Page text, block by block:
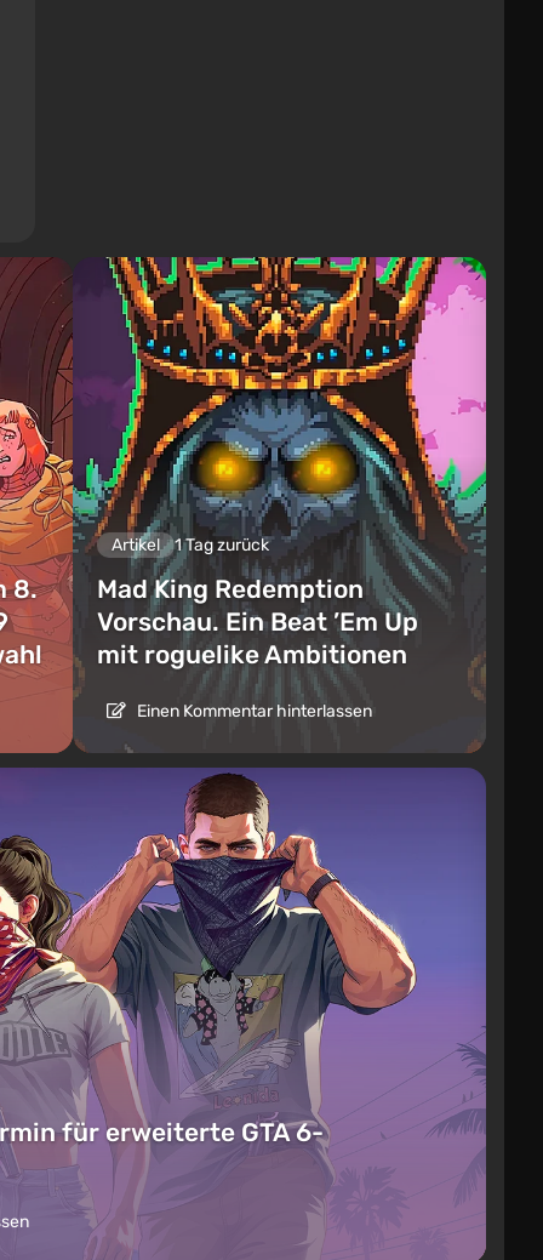
8.
Artikel 1 Tag zurück
Mad King Redemption
Vorschau. Ein Beat ’Em Up
mit roguelike Ambitionen
Einen Kommentar hinterlassen
für erweiterte GTA 6-